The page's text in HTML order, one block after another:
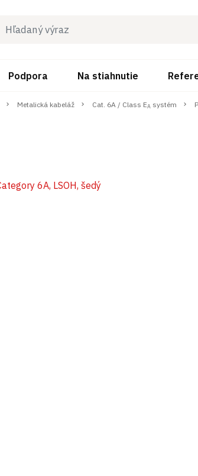
Podpora Na stiahnutie
Metalická kabeláž Cat. 6A / Class EA systém